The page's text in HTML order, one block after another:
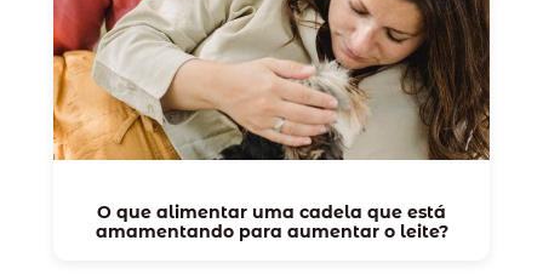
O que alimentar uma cadela que está
amamentando para aumentar o leite?